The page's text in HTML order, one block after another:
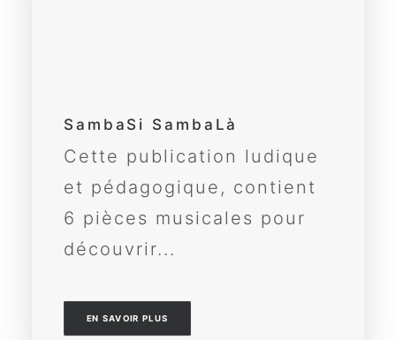
SambaSi SambaLà
Cette publication ludique
et pédagogique, contient
6 pièces musicales pour
découvrir...
EN SAVOIR PLUS